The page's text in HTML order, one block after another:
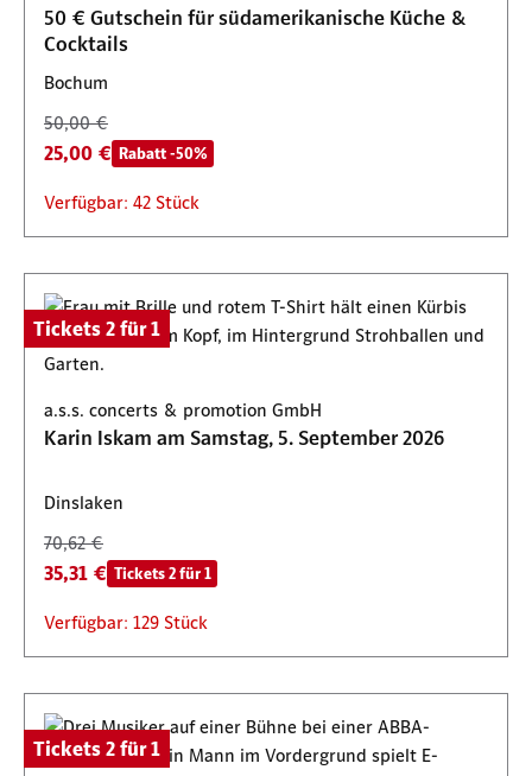
50 € Gutschein für südamerikanische Küche &
Cocktails
Bochum
50,00 €
25,00 € Rabatt -50%
Verfügbar: 42 Stück
Tickets 2 für 1
a.s.s. concerts & promotion GmbH
Karin Iskam am Samstag, 5. September 2026
Dinslaken
70,62 €
35,31 € Tickets 2 für 1
Verfügbar: 129 Stück
Tickets 2 für 1